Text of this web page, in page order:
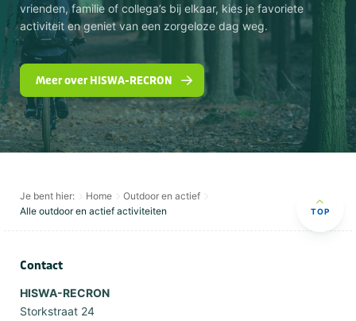
vrienden, familie of collega’s bij elkaar, kies je favoriete
activiteit en geniet van een zorgeloze dag weg.
Meer over HISWA-RECRON
Je bent hier: Home
Outdoor en actief
Alle outdoor en actief activiteiten
TOP
Contact
HISWA-RECRON
Storkstraat 24